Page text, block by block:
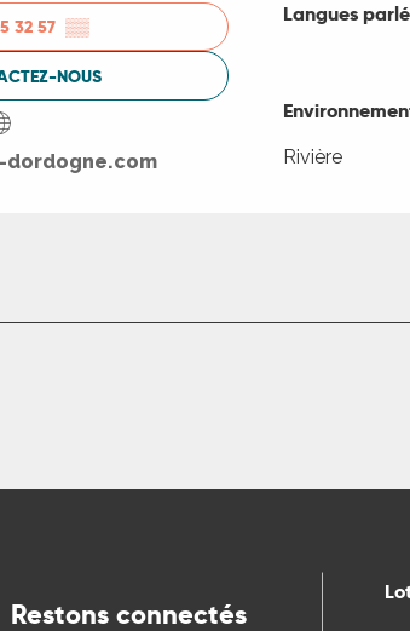
32 57 ▒▒
NOUS
dordogne.com
Langues
Langues
Rivière
Restons connectés